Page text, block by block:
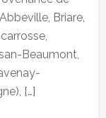
Briare,
Beaumont,
[…]